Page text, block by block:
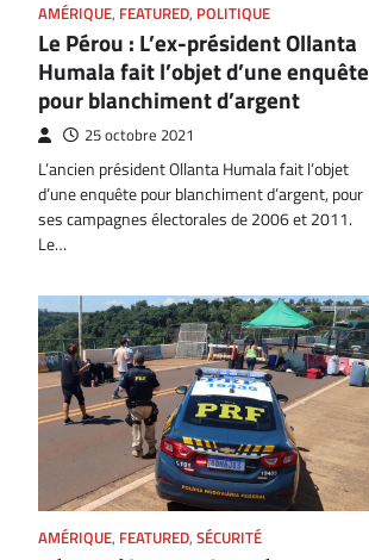
AMÉRIQUE, FEATURED, POLITIQUE
Le Pérou : L’ex-président Ollanta
Humala fait l’objet d’une enquête
pour blanchiment d’argent
25 octobre 2021
L’ancien président Ollanta Humala fait l’objet
d’une enquête pour blanchiment d’argent, pour
ses campagnes électorales de 2006 et 2011.
Le…
AMÉRIQUE, FEATURED, SÉCURITÉ